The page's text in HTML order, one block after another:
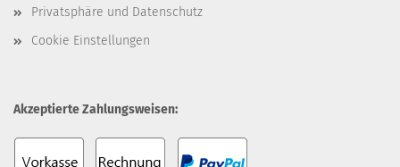
Privatsphäre und Datenschutz
Cookie Einstellungen
Akzeptierte Zahlungsweisen: